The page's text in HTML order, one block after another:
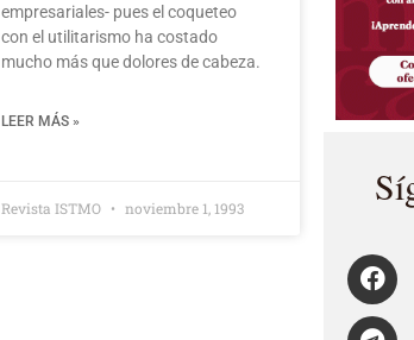
empresariales- pues el coqueteo
con el utilitarismo ha costado
mucho más que dolores de cabeza.
LEER MÁS »
Revista ISTMO noviembre 1, 1993